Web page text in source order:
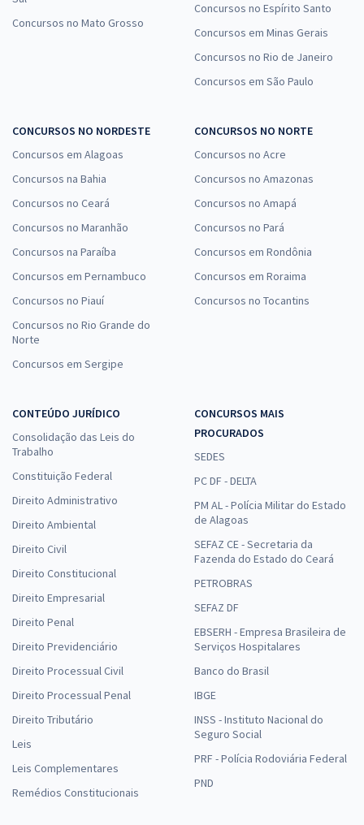
Concursos no Mato Grosso
Concursos no Espírito Santo
Concursos em Minas Gerais
Concursos no Rio de Janeiro
Concursos em São Paulo
CONCURSOS NO NORDESTE
Concursos em Alagoas
Concursos na Bahia
Concursos no Ceará
Concursos no Maranhão
Concursos na Paraíba
Concursos em Pernambuco
Concursos no Piauí
Concursos no Rio Grande do
Norte
Concursos em Sergipe
CONCURSOS NO NORTE
Concursos no Acre
Concursos no Amazonas
Concursos no Amapá
Concursos no Pará
Concursos em Rondônia
Concursos em Roraima
Concursos no Tocantins
CONTEÚDO JURÍDICO
Consolidação das Leis do
Trabalho
Constituição Federal
Direito Administrativo
Direito Ambiental
Direito Civil
Direito Constitucional
Direito Empresarial
Direito Penal
Direito Previdenciário
Direito Processual Civil
Direito Processual Penal
Direito Tributário
Leis
Leis Complementares
Remédios Constitucionais
CONCURSOS MAIS
PROCURADOS
SEDES
PC DF - DELTA
PM AL - Polícia Militar do Estado
de Alagoas
SEFAZ CE - Secretaria da
Fazenda do Estado do Ceará
PETROBRAS
SEFAZ DF
EBSERH - Empresa Brasileira de
Serviços Hospitalares
Banco do Brasil
IBGE
INSS - Instituto Nacional do
Seguro Social
PRF - Polícia Rodoviária Federal
PND